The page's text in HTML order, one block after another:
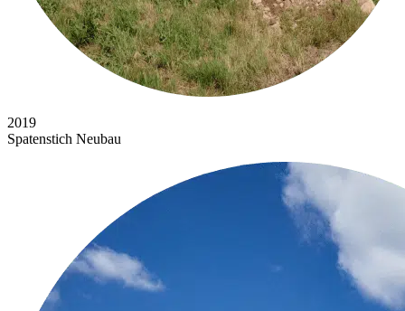
2019
Spatenstich Neubau